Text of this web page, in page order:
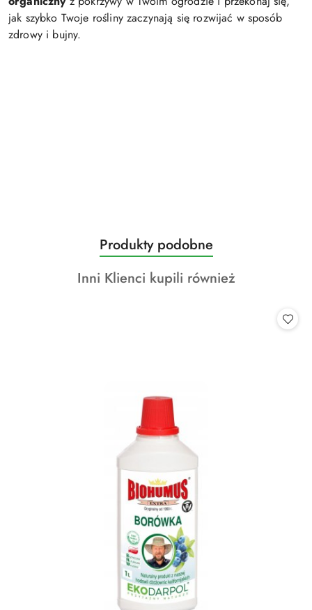
jak szybko Twoje rośliny zaczynają się rozwijać w sposób
zdrowy i bujny.
Pomiń karuzelę produktów
Produkty
o
statusie:
Produkty podobne
Produkty
Inni Klienci kupili również